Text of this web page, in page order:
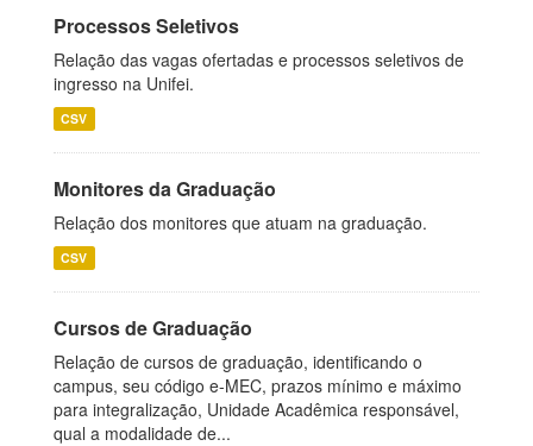
Processos Seletivos
Relação das vagas ofertadas e processos seletivos de
ingresso na Unifei.
CSV
Monitores da Graduação
Relação dos monitores que atuam na graduação.
CSV
Cursos de Graduação
Relação de cursos de graduação, identificando o
campus, seu código e-MEC, prazos mínimo e máximo
para integralização, Unidade Acadêmica responsável,
qual a modalidade de...